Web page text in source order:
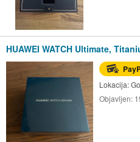
HUAWEI WATCH Ultimate,
Lokacija:
Objavljen: